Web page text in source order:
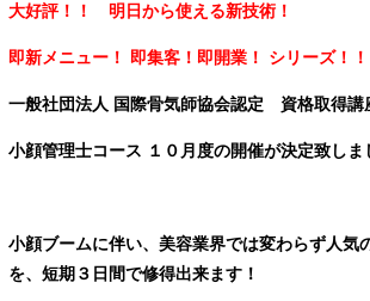
大好評！！ 明日から使える新技術！
即新メニュー！ 即集客！ 即開業！ シリーズ！！
一般社団法人 国際骨気師協会認定 資格取得
小顔管理士コース １０ 月度の開催が決定致しま
小顔ブームに伴い、美容業界では変わらず人気
を、短期３日間で修得出来ます！